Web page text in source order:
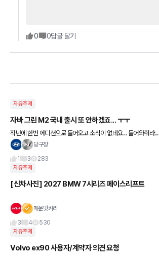
0 0답글 달기
자유주제
자바 그린 M2 국내 출시 또 안하겠죠... ㅜㅜ
작년에 한번 에디션으로 들어오고 소식이 없네요... 들어와줘라...
당구장
1
3 283
자유주제
[신차사진] 2027 BMW 7시리즈 페이스리프트
매운맛커리
3
4 530
자유주제
Volvo ex90 사용자/계약자 의견 요청